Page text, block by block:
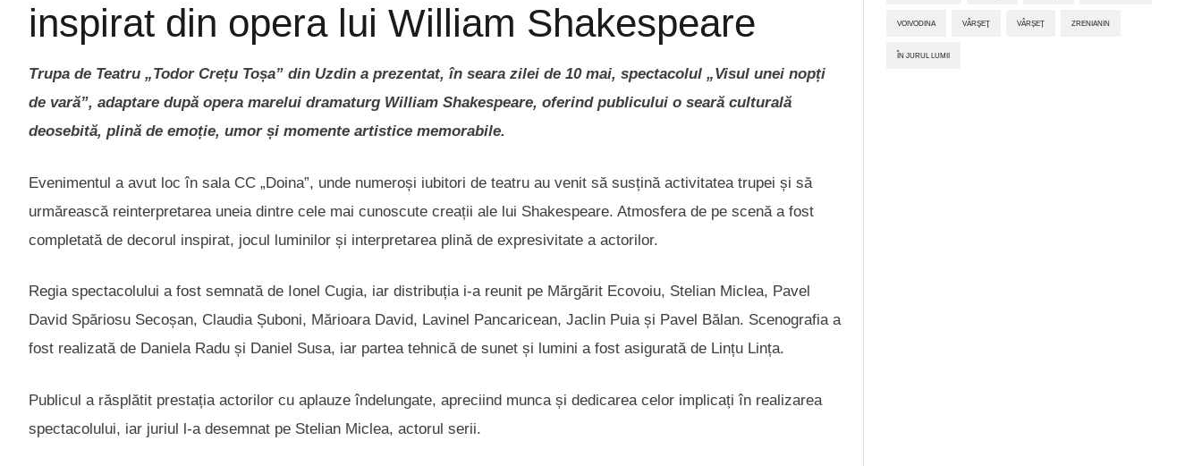
inspirat din opera lui William Shakespeare
Trupa de Teatru „Todor Crețu Toșa” din Uzdin a prezentat, în seara zilei de 10 mai, spectacolul „Visul unei nopți
de vară”, adaptare după opera marelui dramaturg William Shakespeare, oferind publicului o seară culturală
deosebită, plină de emoție, umor și momente artistice memorabile.
Evenimentul a avut loc în sala CC „Doina”, unde numeroși iubitori de teatru au venit să susțină activitatea trupei și să
urmărească reinterpretarea uneia dintre cele mai cunoscute creații ale lui Shakespeare. Atmosfera de pe scenă a fost
completată de decorul inspirat, jocul luminilor și interpretarea plină de expresivitate a actorilor.
Regia spectacolului a fost semnată de Ionel Cugia, iar distribuția i-a reunit pe Mărgărit Ecovoiu, Stelian Miclea, Pavel
David Spăriosu Secoșan, Claudia Șuboni, Mărioara David, Lavinel Pancaricean, Jaclin Puia și Pavel Bălan. Scenografia a
fost realizată de Daniela Radu și Daniel Susa, iar partea tehnică de sunet și lumini a fost asigurată de Lințu Lința.
Publicul a răsplătit prestația actorilor cu aplauze îndelungate, apreciind munca și dedicarea celor implicați în realizarea
spectacolului, iar juriul l-a desemnat pe Stelian Miclea, actorul serii.
VOIVODINA VÂRŞEŢ VÂRȘEȚ ZRENIANIN
ÎN JURUL LUMII